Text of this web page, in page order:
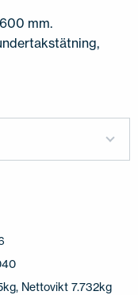
mm.
Nettovikt 7.732kg